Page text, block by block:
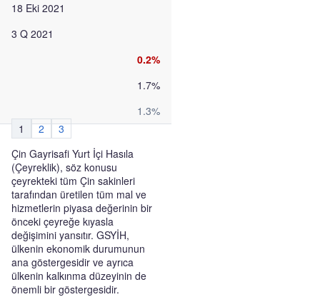
18 Eki 2021
3 Q 2021
0.2%
1.7%
1.3%
1
2
3
Çin Gayrisafi Yurt İçi Hasıla
(Çeyreklik), söz konusu
çeyrekteki tüm Çin sakinleri
tarafından üretilen tüm mal ve
hizmetlerin piyasa değerinin bir
önceki çeyreğe kıyasla
değişimini yansıtır. GSYİH,
ülkenin ekonomik durumunun
ana göstergesidir ve ayrıca
ülkenin kalkınma düzeyinin de
önemli bir göstergesidir.